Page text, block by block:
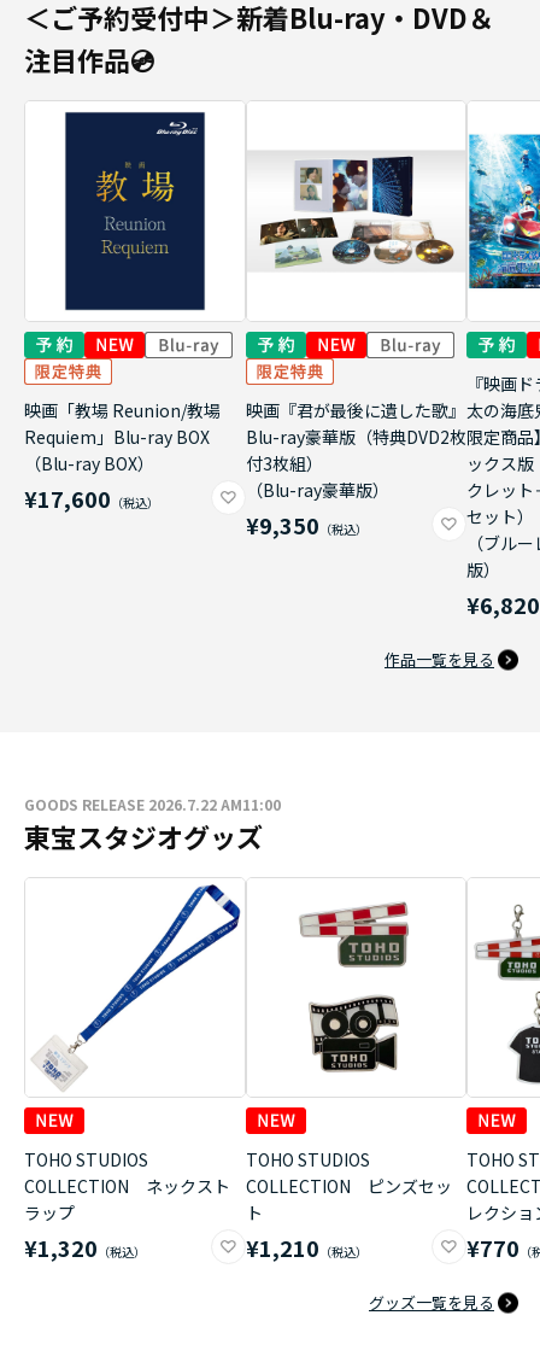
＜ご予約受付中＞新着Blu-ray・DVD＆
注目作品💿
映画「教場 Reunion/教場
Requiem」Blu-ray BOX
（Blu-ray BOX）
¥17,600
映画『君が最後に遺した歌』
Blu-ray豪華版（特典DVD2枚
付3枚組）
（Blu-ray豪華版）
¥9,350
『映画
太の海底
限定商品
ックス
クレッ
セット）
（ブル
版）
¥6,820
作品一覧を見る
GOODS RELEASE 2026.7.22 AM11:00
東宝スタジオグッズ
TOHO STUDIOS
COLLECTION ネックスト
ラップ
¥1,320
TOHO STUDIOS
COLLECTION ピンズセッ
ト
¥1,210
TOHO
レクシ
¥770
グッズ一覧を見る